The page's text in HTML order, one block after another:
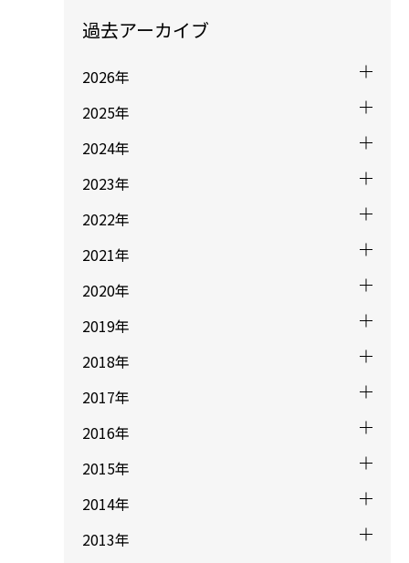
過去アーカイブ
2026年
2025年
2024年
2023年
2022年
2021年
2020年
2019年
2018年
2017年
2016年
2015年
2014年
2013年